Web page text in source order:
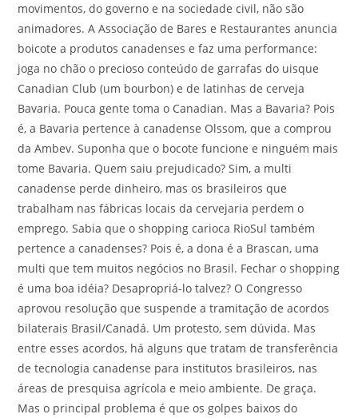
movimentos, do governo e na sociedade civil, não são
animadores. A Associação de Bares e Restaurantes anuncia
boicote a produtos canadenses e faz uma performance:
joga no chão o precioso conteúdo de garrafas do uisque
Canadian Club (um bourbon) e de latinhas de cerveja
Bavaria. Pouca gente toma o Canadian. Mas a Bavaria? Pois
é, a Bavaria pertence à canadense Olssom, que a comprou
da Ambev. Suponha que o bocote funcione e ninguém mais
tome Bavaria. Quem saiu prejudicado? Sim, a multi
canadense perde dinheiro, mas os brasileiros que
trabalham nas fábricas locais da cervejaria perdem o
emprego. Sabia que o shopping carioca RioSul também
pertence a canadenses? Pois é, a dona é a Brascan, uma
multi que tem muitos negócios no Brasil. Fechar o shopping
é uma boa idéia? Desapropriá-lo talvez? O Congresso
aprovou resolução que suspende a tramitação de acordos
bilaterais Brasil/Canadá. Um protesto, sem dúvida. Mas
entre esses acordos, há alguns que tratam de transferência
de tecnologia canadense para institutos brasileiros, nas
áreas de presquisa agrícola e meio ambiente. De graça.
Mas o principal problema é que os golpes baixos do